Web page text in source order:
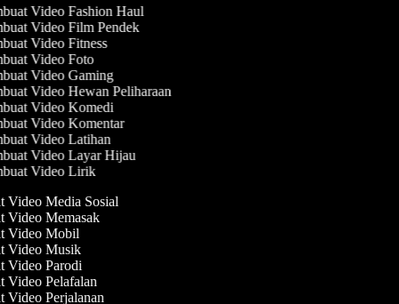
Video Fashion Haul
Video Film Pendek
Video Fitness
Video Foto
Video Gaming
Video Hewan Peliharaan
Video Komedi
Video Komentar
Video Latihan
Video Layar Hijau
Video Lirik
Video Media Sosial
Video Memasak
Video Mobil
Video Musik
Video Parodi
Video Pelafalan
Video Perjalanan